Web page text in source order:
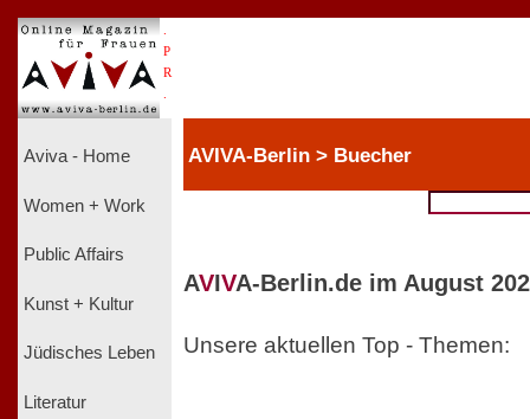
P
R
Aviva - Home
Women + Work
Public Affairs
Kunst + Kultur
Jüdisches Leben
Literatur
AVIVA-Berlin > Buecher
AVIVA-Berlin.de im August
Unsere aktuellen Top - Themen: